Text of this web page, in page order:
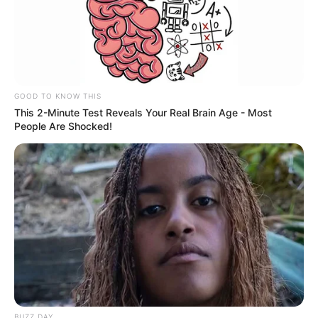
Nyongg!!omongan u kaya paling
bener aja, sy sebagai sesama
TNI walaupun bukan AL mersa
tersinggung qm bilang “morat
marit”
Kalo tidak bisa bantu tni atau
negara, cukup beri apresiasi.
Ngga usah teriak2 ga jelas, toh
mereka jg udah ngerti. Mereka
kejar kuantitas dlu, baru
kualitas. Mengerti bung?
KLS 04/02/2018
GOOD TO KNOW THIS
This 2-Minute Test Reveals Your Real Brain Age - Most
People Are Shocked!